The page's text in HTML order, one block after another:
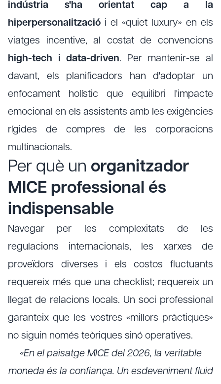
indústria s'ha orientat cap a la
hiperpersonalització i el «quiet luxury» en els
viatges incentive, al costat de convencions
high-tech i data-driven. Per mantenir-se al
davant, els planificadors han d'adoptar un
enfocament holístic que equilibri l'impacte
emocional en els assistents amb les exigències
rígides de compres de les corporacions
multinacionals.
Per què un organitzador
MICE professional és
indispensable
Navegar per les complexitats de les
regulacions internacionals, les xarxes de
proveïdors diverses i els costos fluctuants
requereix més que una checklist; requereix un
llegat de relacions locals. Un soci professional
garanteix que les vostres «millors pràctiques»
no siguin només teòriques sinó operatives.
«En el paisatge MICE del 2026, la veritable
moneda és la confiança. Un esdeveniment fluid